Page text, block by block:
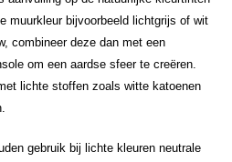
muurkleur bijvoorbeeld lichtgrijs of wit
combineer deze dan met een
om een aardse sfeer te creëren.
lichte stoffen zoals witte katoenen
gebruik bij lichte kleuren neutrale